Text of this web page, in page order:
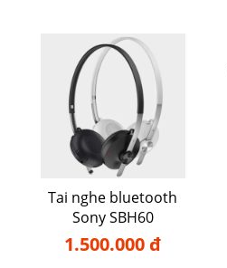
Tai nghe bluetooth
Sony SBH60
1.500.000 đ